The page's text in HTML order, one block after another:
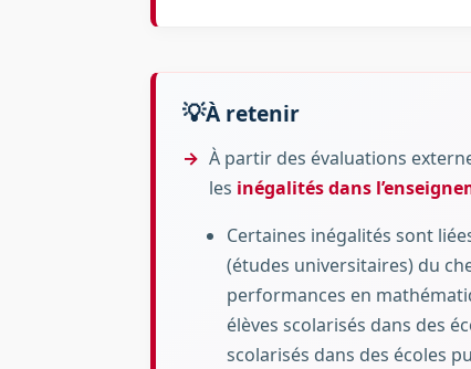
À retenir
À partir des évaluations
les inégalités dans
Certaines inégalités sont
(études universitaires) du
performances en
élèves scolarisés dans des
scolarisés dans des écoles